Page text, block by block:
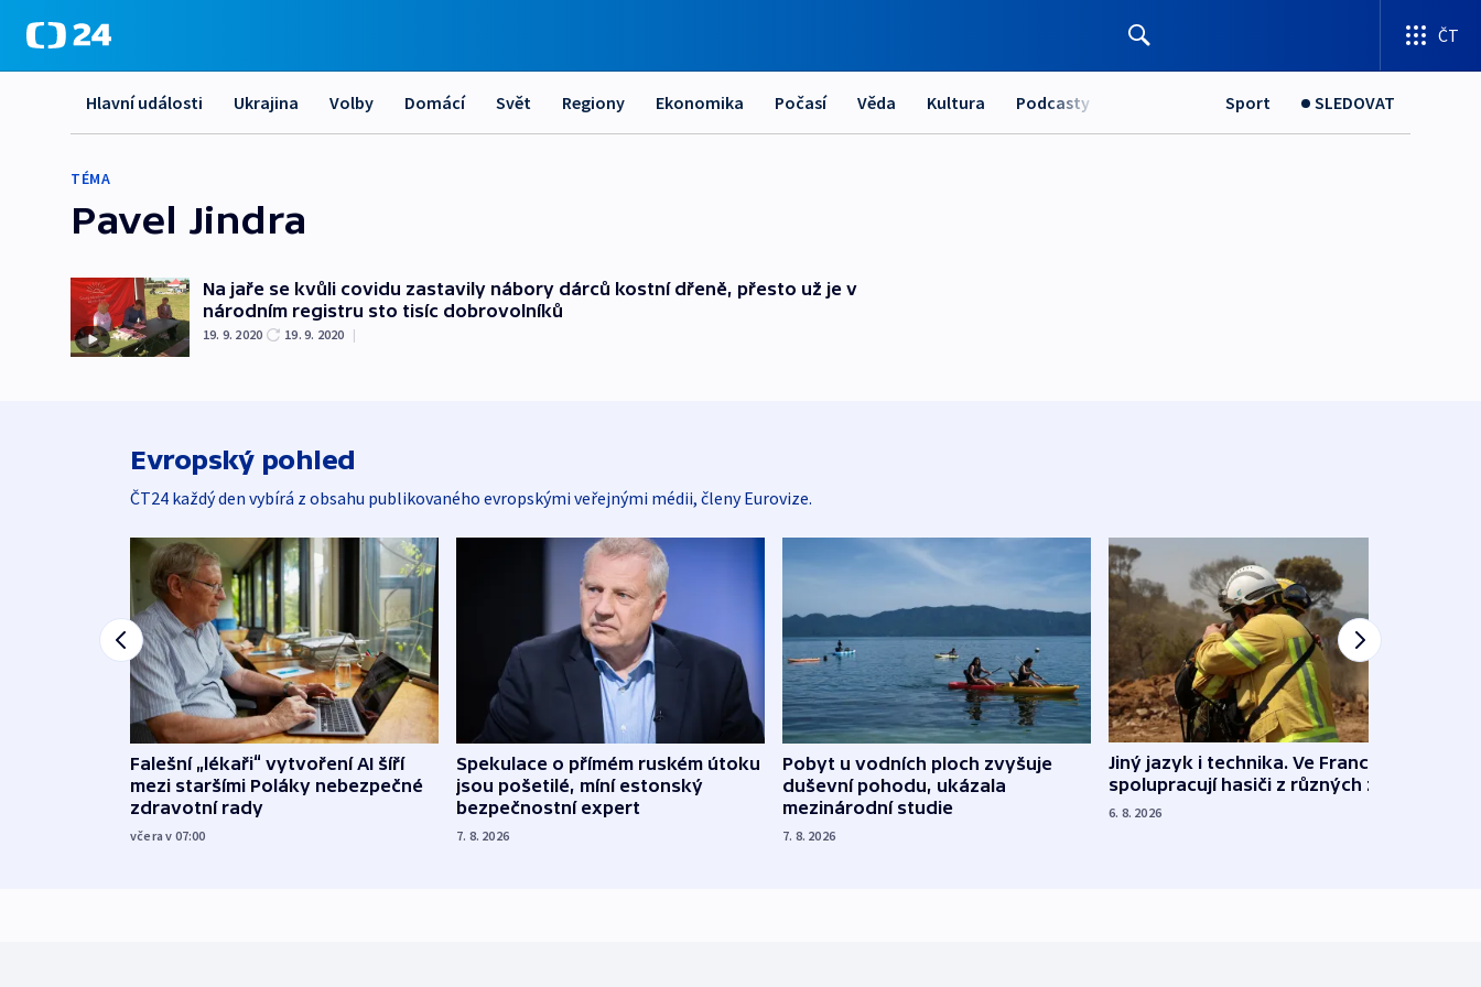
ČT
Hlavní události Ukrajina Volby Domácí Svět Regiony Ekonomika Počasí Věda Kultura Podcasty Sport SLEDOVAT
TÉMA
Pavel Jindra
Na jaře se kvůli covidu zastavily nábory dárců kostní dřeně, přesto už je v
národním registru sto tisíc dobrovolníků
19. 9. 2020 19. 9. 2020 |
Evropský pohled
ČT24 každý den vybírá z obsahu publikovaného evropskými veřejnými médii, členy Eurovize.
Falešní „lékaři“ vytvoření AI šíří
mezi staršími Poláky nebezpečné
zdravotní rady
včera v 07:00
Spekulace o přímém ruském útoku
jsou pošetilé, míní estonský
bezpečnostní expert
7. 8. 2026
Pobyt u vodních ploch zvyšuje
duševní pohodu, ukázala
mezinárodní studie
7. 8. 2026
Jiný jazyk i technika. Ve Francii
spolupracují hasiči z různých zemí
6. 8. 2026